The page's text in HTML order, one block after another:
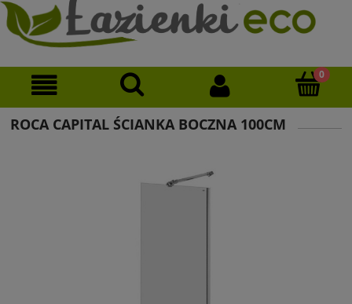
ROCA CAPITAL ŚCIANKA BOCZNA 100CM